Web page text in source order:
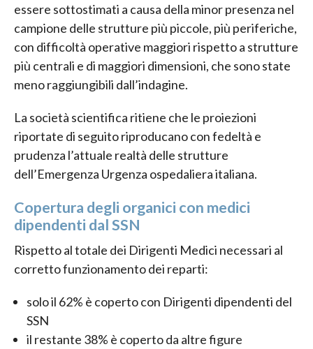
essere sottostimati a causa della minor presenza nel
campione delle strutture più piccole, più periferiche,
con difficoltà operative maggiori rispetto a strutture
più centrali e di maggiori dimensioni, che sono state
meno raggiungibili dall’indagine.
La società scientifica ritiene che le proiezioni
riportate di seguito riproducano con fedeltà e
prudenza l’attuale realtà delle strutture
dell’Emergenza Urgenza ospedaliera italiana.
Copertura degli organici con medici
dipendenti dal SSN
Rispetto al totale dei Dirigenti Medici necessari al
corretto funzionamento dei reparti:
solo il 62% è coperto con Dirigenti dipendenti del
SSN
il restante 38% è coperto da altre figure